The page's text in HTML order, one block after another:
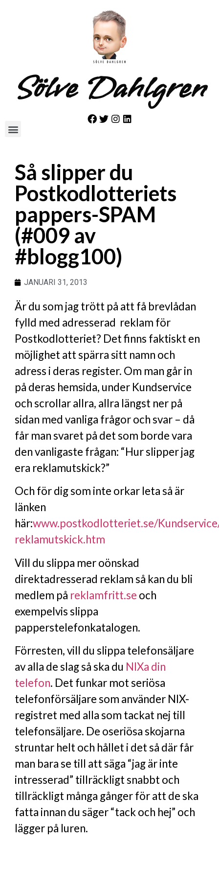
Sölve Dahlgren
Så slipper du
Postkodlotteriets
pappers-SPAM
(#009 av
#blogg100)
JANUARI 31, 2013
Är du som jag trött på att få brevlådan
fylld med adresserad reklam för
Postkodlotteriet? Det finns faktiskt en
möjlighet att spärra sitt namn och
adress i deras register. Om man går in
på deras hemsida, under Kundservice
och scrollar allra, allra längst ner på
sidan med vanliga frågor och svar – då
får man svaret på det som borde vara
den vanligaste frågan: “Hur slipper jag
era reklamutskick?”
Och för dig som inte orkar leta så är
länken
här:www.postkodlotteriet.se/
reklamutskick.htm
Vill du slippa mer oönskad
direktadresserad reklam så kan du bli
medlem på reklamfritt.se och
exempelvis slippa
papperstelefonkatalogen.
Förresten, vill du slippa telefonsäljare
av alla de slag så ska du NIXa din
telefon. Det funkar mot seriösa
telefonförsäljare som använder NIX-
registret med alla som tackat nej till
telefonsäljare. De oseriösa skojarna
struntar helt och hållet i det så där får
man bara se till att säga “jag är inte
intresserad” tillräckligt snabbt och
tillräckligt många gånger för att de ska
fatta innan du säger “tack och hej” och
lägger på luren.